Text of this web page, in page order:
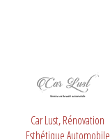
Car Lust, Rénovation
Esthétique Automobile